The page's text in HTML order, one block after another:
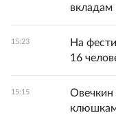
15:23
На
16
15:15
Овечкин